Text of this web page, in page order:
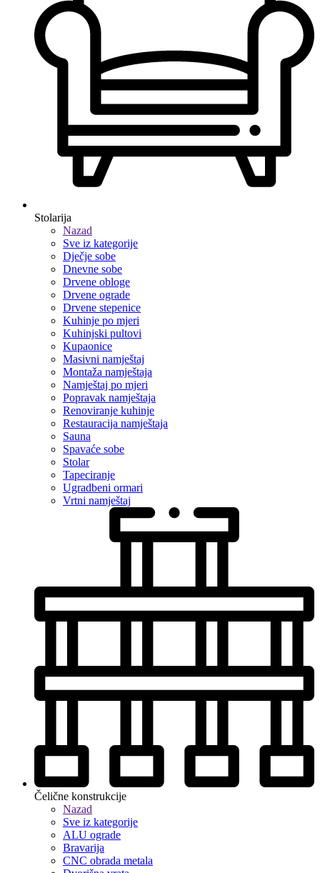
Stolarija
Nazad
Sve iz kategorije
Dječje sobe
Dnevne sobe
Drvene obloge
Drvene ograde
Drvene stepenice
Kuhinje po mjeri
Kuhinjski pultovi
Kupaonice
Masivni namještaj
Montaža namještaja
Namještaj po mjeri
Popravak namještaja
Renoviranje kuhinje
Restauracija namještaja
Sauna
Spavaće sobe
Stolar
Tapeciranje
Ugradbeni ormari
Vrtni namještaj
Čelične konstrukcije
Nazad
Sve iz kategorije
ALU ograde
Bravarija
CNC obrada metala